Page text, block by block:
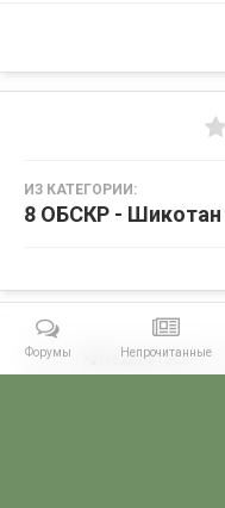
ИЗ КАТЕГОРИИ:
8 ОБСКР - Шикотан
Поделиться
Форумы Непрочитанные